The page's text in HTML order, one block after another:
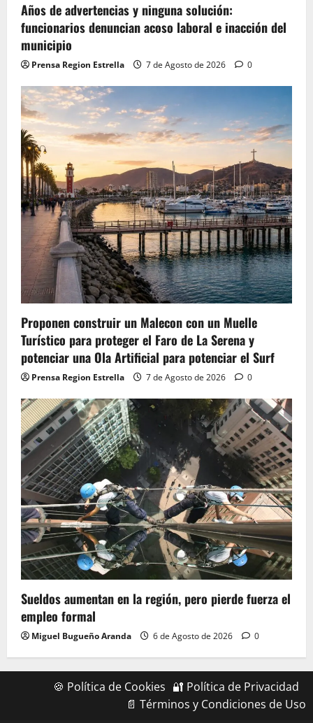
Años de advertencias y ninguna solución:
funcionarios denuncian acoso laboral e inacción del
municipio
Prensa Region Estrella 7 de Agosto de 2026 0
Proponen construir un Malecon con un Muelle
Turístico para proteger el Faro de La Serena y
potenciar una Ola Artificial para potenciar el Surf
Prensa Region Estrella 7 de Agosto de 2026 0
Sueldos aumentan en la región, pero pierde fuerza el
empleo formal
Miguel Bugueño Aranda 6 de Agosto de 2026 0
🍪 Política de Cookies 🔐 Política de Privacidad
📄 Términos y Condiciones de Uso